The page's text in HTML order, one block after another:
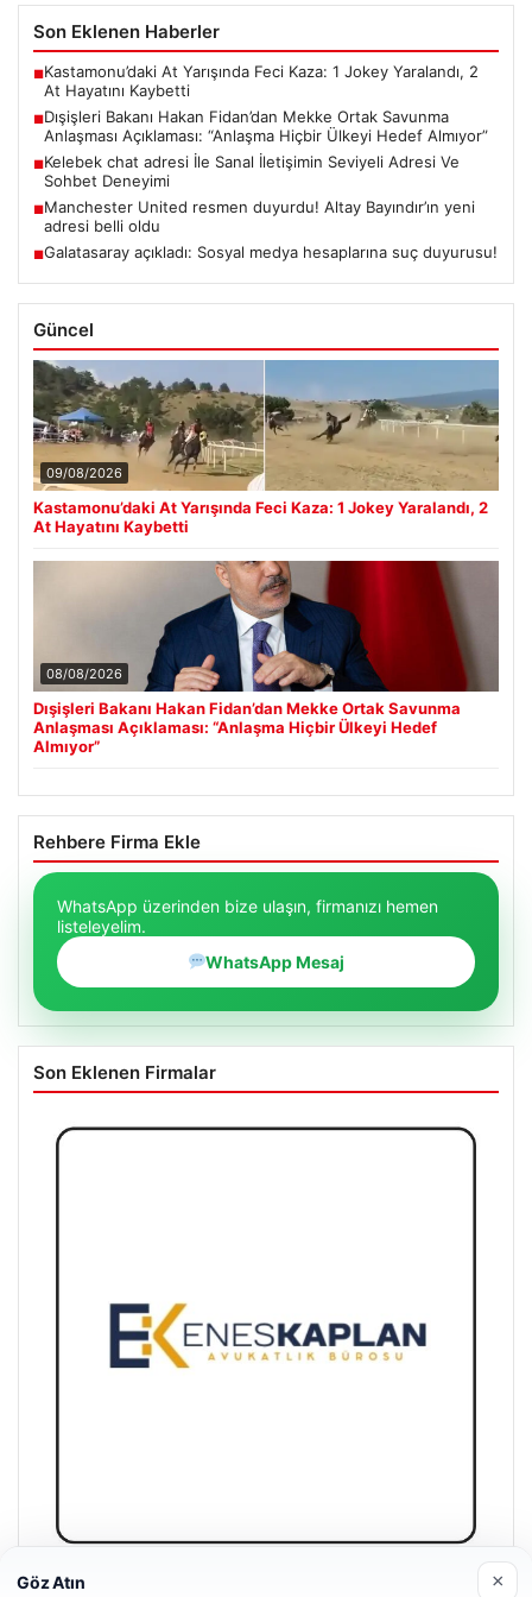
Son Eklenen Haberler
■Kastamonu’daki At Yarışında Feci Kaza: 1 Jokey Yaralandı, 2
At Hayatını Kaybetti
■Dışişleri Bakanı Hakan Fidan’dan Mekke Ortak Savunma
Anlaşması Açıklaması: “Anlaşma Hiçbir Ülkeyi Hedef Almıyor”
■Kelebek chat adresi İle Sanal İletişimin Seviyeli Adresi Ve
Sohbet Deneyimi
■Manchester United resmen duyurdu! Altay Bayındır’ın yeni
adresi belli oldu
■Galatasaray açıkladı: Sosyal medya hesaplarına suç duyurusu!
Güncel
09/08/2026
Kastamonu’daki At Yarışında Feci Kaza: 1 Jokey Yaralandı, 2
At Hayatını Kaybetti
08/08/2026
Dışişleri Bakanı Hakan Fidan’dan Mekke Ortak Savunma
Anlaşması Açıklaması: “Anlaşma Hiçbir Ülkeyi Hedef
Almıyor”
Rehbere Firma Ekle
WhatsApp üzerinden bize ulaşın, firmanızı hemen
listeleyelim.
WhatsApp Mesaj
Son Eklenen Firmalar
Göz Atın ×